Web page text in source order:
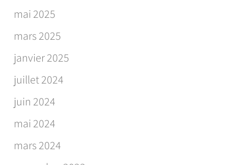
mai 2025
mars 2025
janvier 2025
juillet 2024
juin 2024
mai 2024
mars 2024